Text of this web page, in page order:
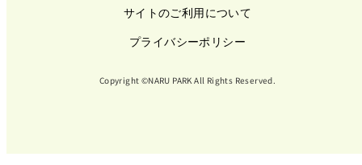
サイトのご利用について
プライバシーポリシー
Copyright ©NARU PARK All Rights Reserved.